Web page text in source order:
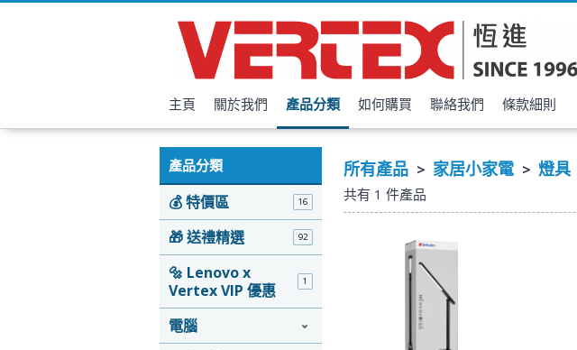
主頁 關於我們 產品分類 如何購買 聯絡我們 條款細則
產品分類
💰 特價區 16
🎁 送禮精選 92
🔩 Lenovo x
Vertex VIP 優惠
1
電腦
所有產品 > 家居小家電 > 燈具
共有 1 件產品